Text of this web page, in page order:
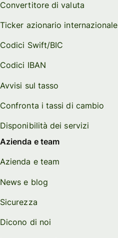
Convertitore di valuta
Ticker azionario internazionale
Codici Swift/BIC
Codici IBAN
Avvisi sul tasso
Confronta i tassi di cambio
Disponibilità dei servizi
Azienda e team
Azienda e team
News e blog
Sicurezza
Dicono di noi